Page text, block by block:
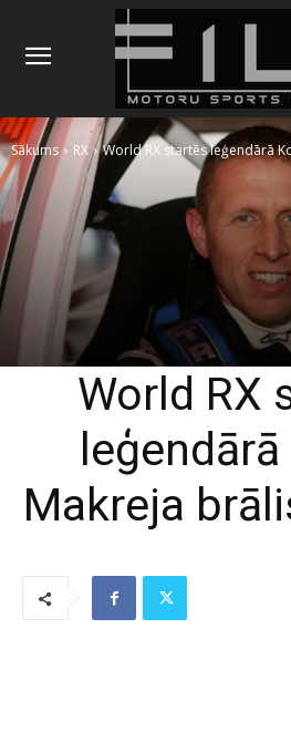
Sākums RX World RX startēs leģendārā
World RX
Makreja